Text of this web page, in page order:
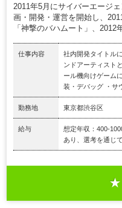
2011年5月にサイバーエージ
画・開発・運営を開始し、
「神撃のバハムート」、
仕事内容
社内開発タイトル
ンドアーティスト
ール機向けゲーム
装・デバッグ ・サ
勤務地 東京都渋谷区
給与
想定年収：400-
あり、選考を通じ